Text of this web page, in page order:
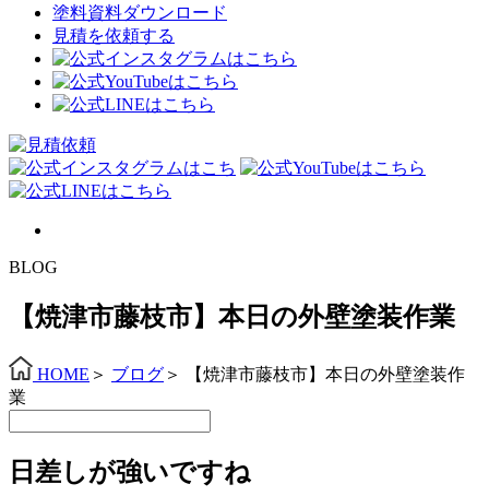
塗料資料ダウンロード
見積を依頼する
BLOG
【焼津市藤枝市】本日の外壁塗装作業
HOME ＞ ブログ ＞
【焼津市藤枝市】本日の外壁塗装作
業
日差しが強いですね